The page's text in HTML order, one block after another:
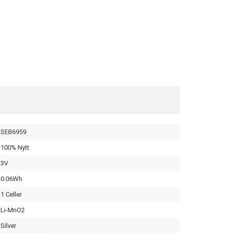
SEB6959
100% Nytt
3V
0.06Wh
1 Celler
Li-MnO2
Silver